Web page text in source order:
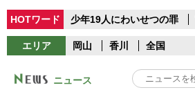
HOTワード 少年19人にわいせつの罪
エリア 岡山 香川 全国
ニュース